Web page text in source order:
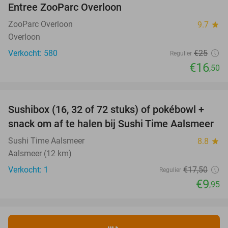
TODAY
Entree ZooParc Overloon
ZooParc Overloon 9.7 star
Overloon
Verkocht: 580
Regulier €25
€16,50
43%
TODAY
Sushibox (16, 32 of 72 stuks) of pokébowl +
snack om af te halen bij Sushi Time Aalsmeer
Sushi Time Aalsmeer 8.8 star
Aalsmeer (12 km)
Verkocht: 1
Regulier €17,50
€9,95